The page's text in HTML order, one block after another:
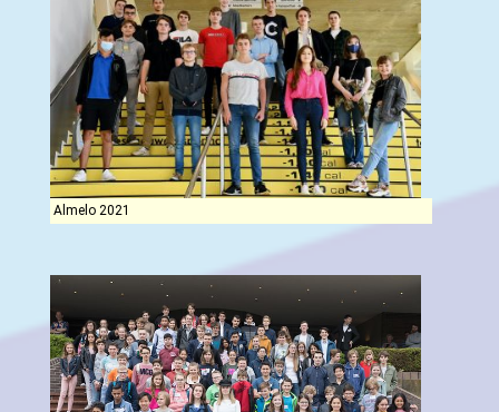
Almelo 2021